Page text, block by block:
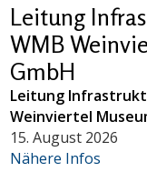
Leitung
WMB
GmbH
Leitung
Weinviertel
15. August 2026
Nähere Infos